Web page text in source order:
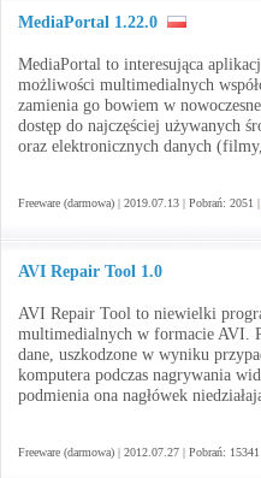
MediaPortal 1.22.0
MediaPortal to interesująca
możliwości multimedialnych
zamienia go bowiem w
dostęp do najczęściej używanych
oraz elektronicznych danych
Freeware (darmowa) | 2019.07.13 | Pobrań: 2051 |
AVI Repair Tool 1.0
AVI Repair Tool to niewielki
multimedialnych w formacie AVI.
dane, uszkodzone w wyniku
komputera podczas nagrywania
podmienia ona nagłówek
Freeware (darmowa) | 2012.07.27 | Pobrań: